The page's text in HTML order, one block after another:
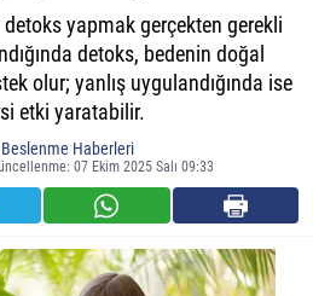
detoks yapmak gerçekten gerekli
detoks, bedenin doğal
olur; yanlış uygulandığında ise
etki yaratabilir.
Beslenme Haberleri
07 Ekim 2025 Salı 09:33